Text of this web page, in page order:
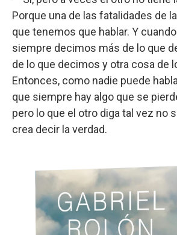
Porque una de las fatalidades de
que tenemos que hablar. Y
siempre decimos más de lo que
de lo que decimos y otra cosa de
Entonces, como nadie puede
que siempre hay algo que se
pero lo que el otro diga tal vez no
crea decir la verdad.